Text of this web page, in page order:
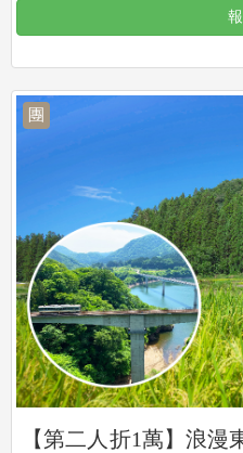
團
【第二人折1萬】浪